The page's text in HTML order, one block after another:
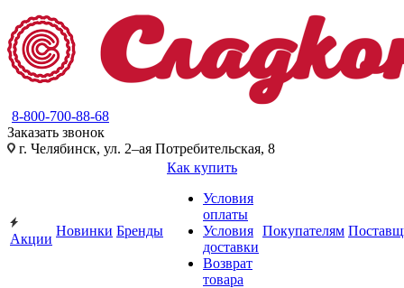
8-800-700-88-68
Заказать звонок
г. Челябинск, ул. 2–ая Потребительская, 8
Акции
Новинки Бренды
Как купить
Условия
оплаты
Условия
доставки
Возврат
товара
Покупателям